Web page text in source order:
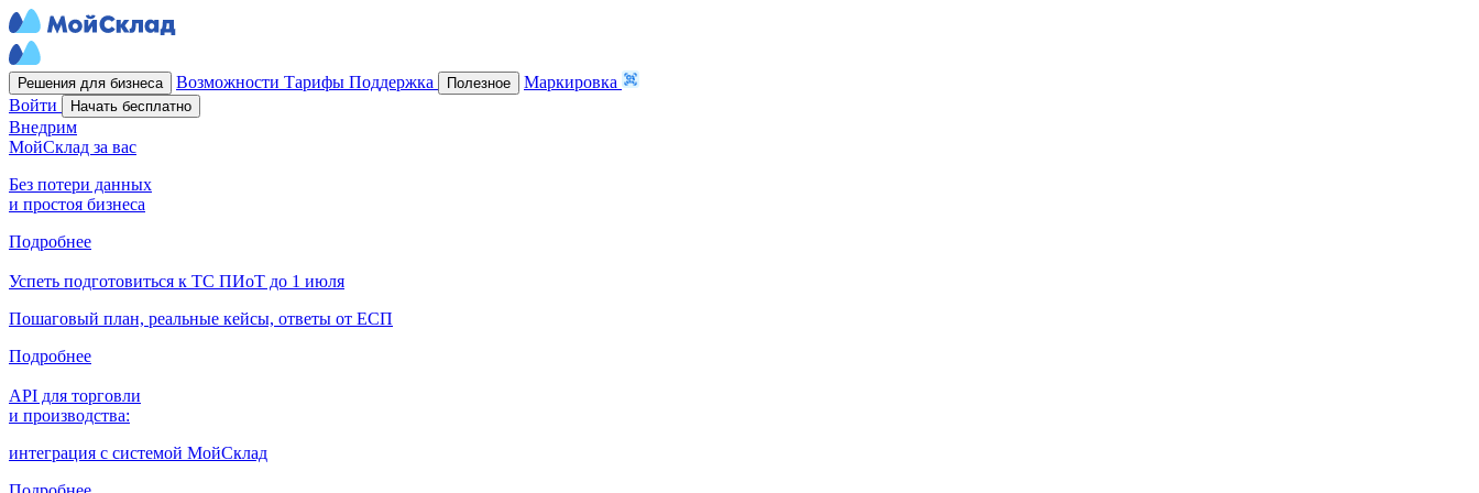
Решения для бизнеса Возможности Тарифы Поддержка Полезное
Маркировка
Войти
Начать бесплатно
Внедрим
МойСклад за вас
Без потери данных
и простоя бизнеса
Подробнее
Успеть подготовиться к ТС ПИоТ до 1 июля
Пошаговый план, реальные кейсы, ответы от ЕСП
Подробнее
API для торговли
и производства:
интеграция с системой МойСклад